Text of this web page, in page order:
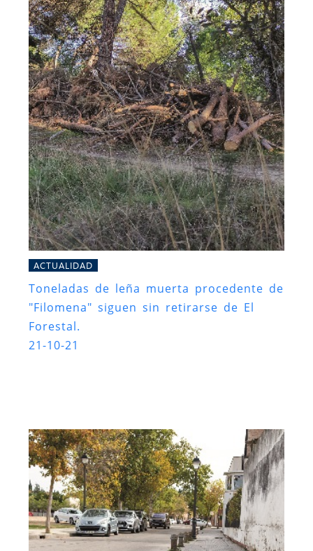
ACTUALIDAD
Toneladas de leña muerta procedente de
"Filomena" siguen sin retirarse de El
Forestal.
21-10-21